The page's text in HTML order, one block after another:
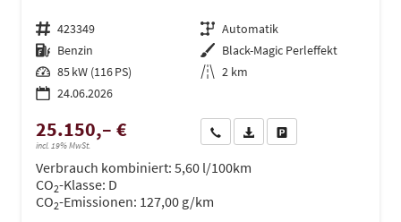
Fahrzeugnr. 423349 Getriebe Automatik
Kraftstoff Benzin Außenfarbe Black-Magic Perleffekt
Leistung 85 kW (116 PS) Kilometerstand 2 km
24.06.2026
25.150,– €
incl. 19% MwSt.
Wir rufen Sie anPDF-Datei, Fahrzeugexposé
Verbrauch kombiniert: 5,60 l/100km
CO2-Klasse: D
CO2-Emissionen: 127,00 g/km